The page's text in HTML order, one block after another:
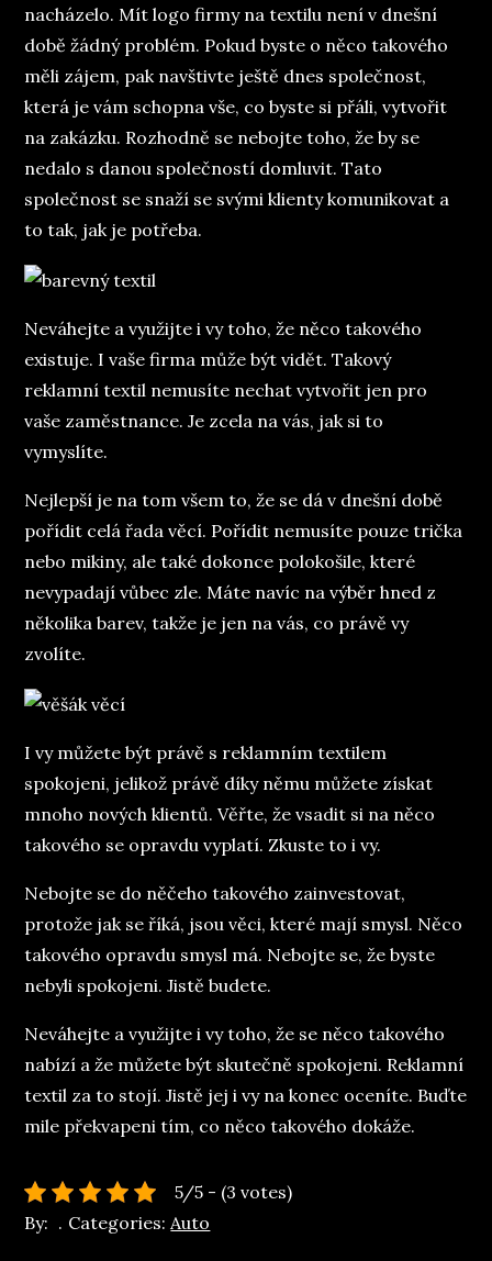
nacházelo. Mít logo firmy na textilu není v dnešní
době žádný problém. Pokud byste o něco takového
měli zájem, pak navštivte ještě dnes společnost,
která je vám schopna vše, co byste si přáli, vytvořit
na zakázku. Rozhodně se nebojte toho, že by se
nedalo s danou společností domluvit. Tato
společnost se snaží se svými klienty komunikovat a
to tak, jak je potřeba.
Neváhejte a využijte i vy toho, že něco takového
existuje. I vaše firma může být vidět. Takový
reklamní textil nemusíte nechat vytvořit jen pro
vaše zaměstnance. Je zcela na vás, jak si to
vymyslíte.
Nejlepší je na tom všem to, že se dá v dnešní době
pořídit celá řada věcí. Pořídit nemusíte pouze trička
nebo mikiny, ale také dokonce polokošile, které
nevypadají vůbec zle. Máte navíc na výběr hned z
několika barev, takže je jen na vás, co právě vy
zvolíte.
I vy můžete být právě s reklamním textilem
spokojeni, jelikož právě díky němu můžete získat
mnoho nových klientů. Věřte, že vsadit si na něco
takového se opravdu vyplatí. Zkuste to i vy.
Nebojte se do něčeho takového zainvestovat,
protože jak se říká, jsou věci, které mají smysl. Něco
takového opravdu smysl má. Nebojte se, že byste
nebyli spokojeni. Jistě budete.
Neváhejte a využijte i vy toho, že se něco takového
nabízí a že můžete být skutečně spokojeni. Reklamní
textil za to stojí. Jistě jej i vy na konec oceníte. Buďte
mile překvapeni tím, co něco takového dokáže.
5/5 - (3 votes)
By:
Categories:Auto